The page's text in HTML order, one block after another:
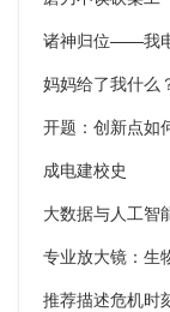
诸神归位——我
妈妈给了我什
开题：创新点如
成电建校史
大数据与人工智
专业放大镜：生
推荐描述危机时